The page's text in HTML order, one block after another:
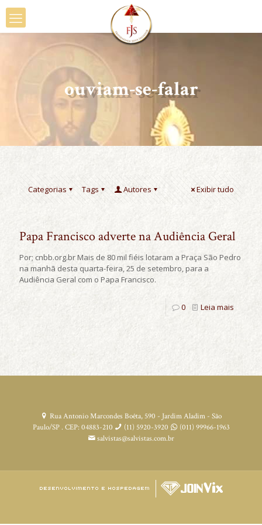
ouviam-se-falar
Categorias Tags Autores Exibir tudo
Papa Francisco adverte na Audiência Geral
Por; cnbb.org.br Mais de 80 mil fiéis lotaram a Praça São Pedro
na manhã desta quarta-feira, 25 de setembro, para a
Audiência Geral com o Papa Francisco.
0 Leia mais
Rua Antonio Marcondes Boêta, 590 - Jardim Aladim - São
Paulo/SP . CEP: 04883-210
(11) 5920-3920
(011) 99966-1963
salvistas@salvistas.com.br